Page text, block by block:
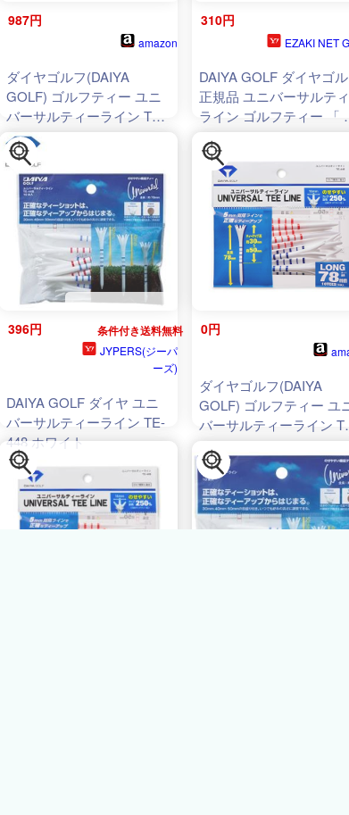
987円
amazon
ダイヤゴルフ(DAIYA
GOLF) ゴルフティー ユニ
バーサルティーライン TE-
448 (× 3)
310円
EZAKI NET
DAIYA GOLF ダイヤゴ
正規品 ユニバーサルテ
ライン ゴルフティー 「
長78mm(10本入) TE-448
ワイト 」
396円
条件付き送料無料
JYPERS(ジーパ
ーズ)
DAIYA GOLF ダイヤ ユニ
バーサルティーライン TE-
448 ホワイト
0円
ダイヤゴルフ(DAIYA
GOLF) ゴルフティー ユ
バーサルティーライン
448